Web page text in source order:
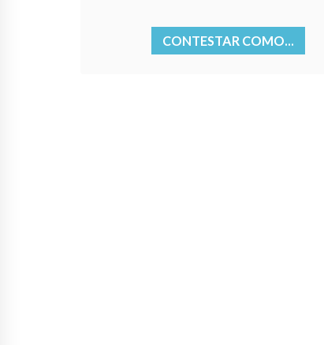
CONTESTAR COMO...